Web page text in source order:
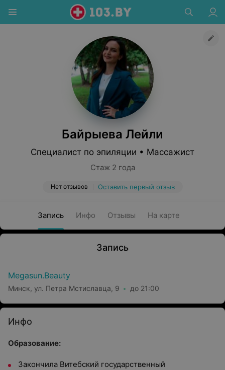
Байрыева Лейли
Специалист по эпиляции • Массажист
Стаж 2 года
Нет отзывов Оставить первый отзыв
Запись Инфо Отзывы На карте
Запись
Megasun.Beauty
Минск, ул. Петра Мстиславца, 9 до 21:00
Инфо
Образование:
Закончила Витебский государственный